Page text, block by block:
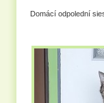
Domácí odpolední